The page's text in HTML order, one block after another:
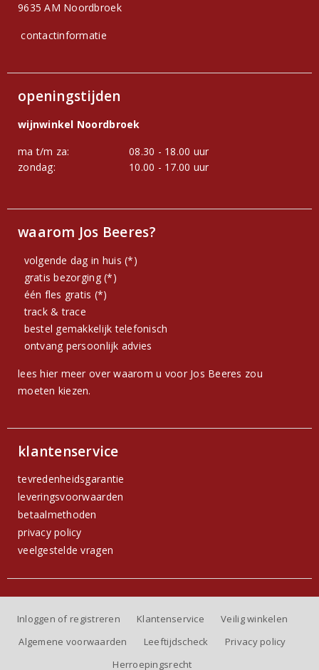
9635 AM Noordbroek
contactinformatie
openingstijden
wijnwinkel Noordbroek
ma t/m za:
08.30 - 18.00 uur
zondag:
10.00 - 17.00 uur
waarom Jos Beeres?
volgende dag in huis (*)
gratis bezorging (*)
één fles gratis (*)
track & trace
bestel gemakkelijk telefonisch
ontvang persoonlijk advies
lees hier meer over waarom u voor Jos Beeres zou
moeten kiezen.
klantenservice
tevredenheidsgarantie
leveringsvoorwaarden
betaalmethoden
privacy policy
veelgestelde vragen
Inloggen of registreren Klantenservice
Veilig winkelen
Algemene voorwaarden
Leeftijdscheck
Privacy policy
Herroepingsrecht